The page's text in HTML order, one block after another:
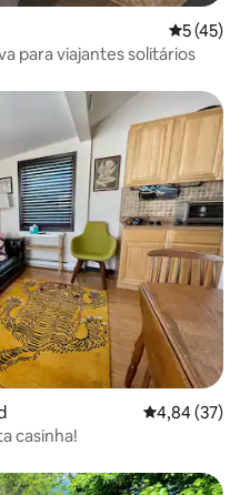
5 de uma
5 (45)
para viajantes solitários
4,84 de uma
4,84 (37)
casinha!